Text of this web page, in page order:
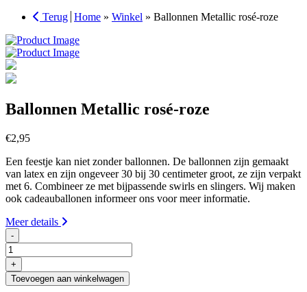
Terug Home » Winkel » Ballonnen Metallic rosé-roze
Ballonnen Metallic rosé-roze
€2,95
Een feestje kan niet zonder ballonnen. De ballonnen zijn gemaakt
van latex en zijn ongeveer 30 bij 30 centimeter groot, ze zijn verpakt
met 6. Combineer ze met bijpassende swirls en slingers. Wij maken
ook cadeauballonen informeer ons voor meer informatie.
Meer details
-
Ballonnen
Metallic
rosé-
roze
+
Toevoegen aan winkelwagen